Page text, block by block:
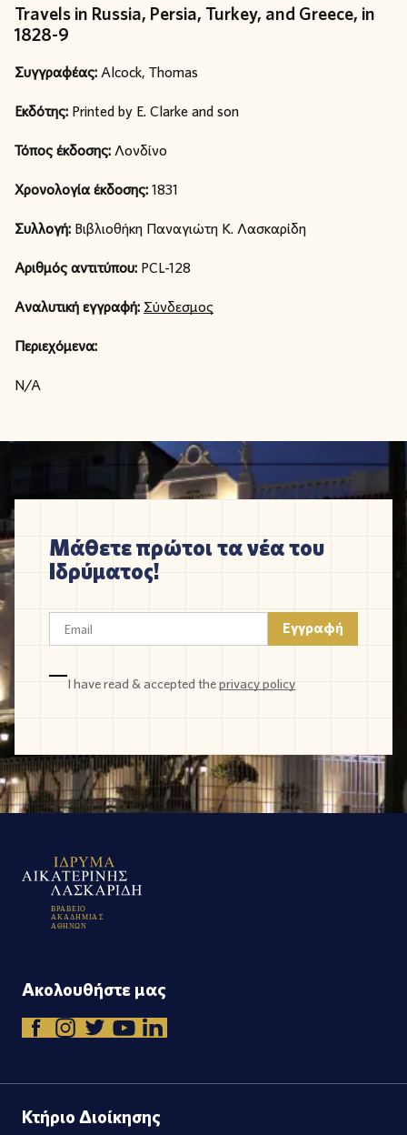
Travels in Russia, Persia, Turkey, and Greece, in
1828-9
Συγγραφέας:Alcock, Thomas
Εκδότης: Printed by E. Clarke and son
Τόπος έκδοσης:Λονδίνο
Χρονολογία έκδοσης:1831
Συλλογή: Βιβλιοθήκη Παναγιώτη Κ. Λασκαρίδη
Αριθμός αντιτύπου: PCL-128
Αναλυτική εγγραφή: Σύνδεσμος
Περιεχόμενα:
N/A
Μάθετε πρώτοι τα νέα του
Ιδρύματος!
I have read & accepted theprivacy policy
ΒΡΑΒΕΙΟ
ΑΚΑΔΗΜΙΑ Σ
Α ΘΗΝΩΝ
Ακολουθήστε μας
Κτήριο Διοίκησης